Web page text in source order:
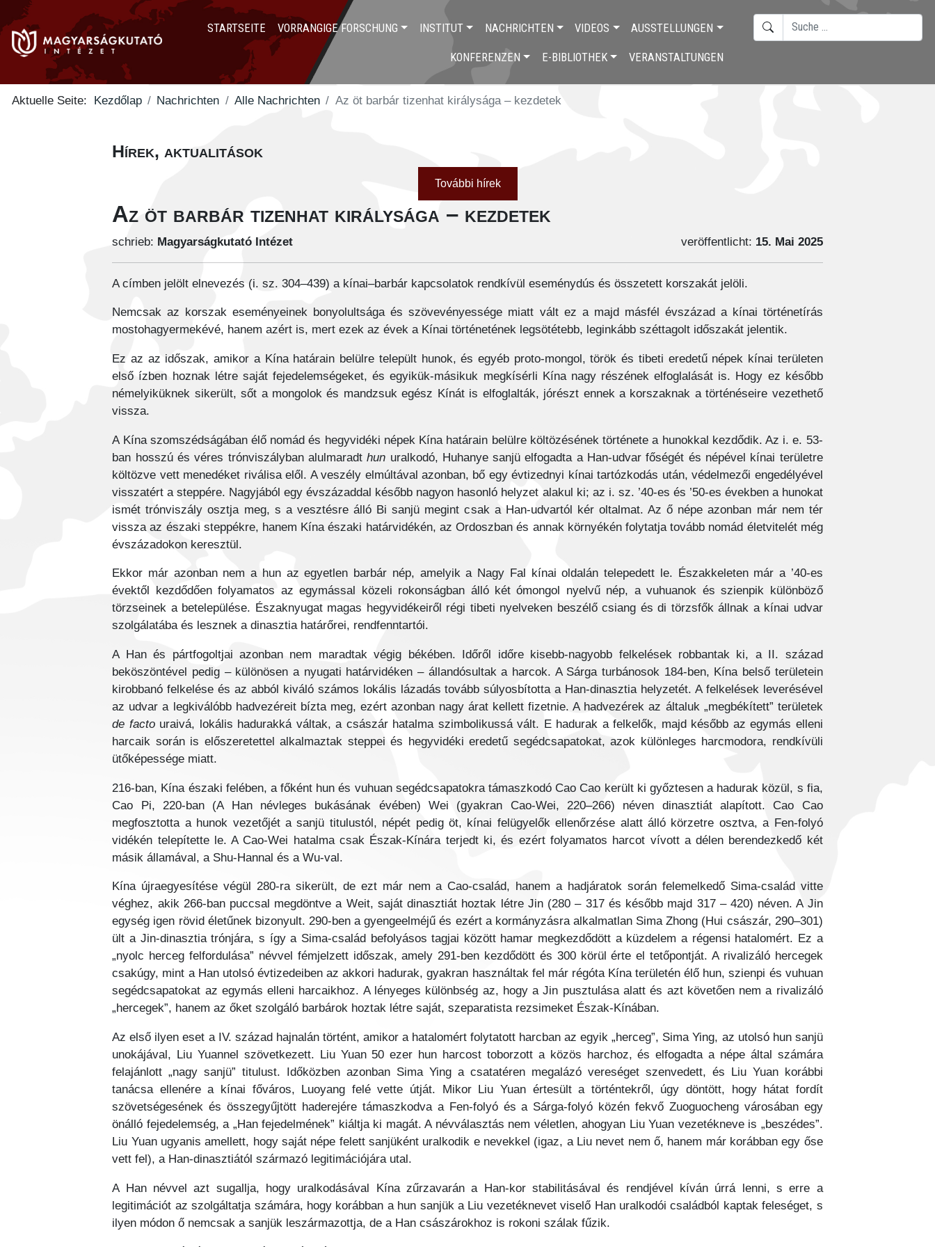
STARTSEITE VORRANGIGE FORSCHUNG INSTITUT NACHRICHTEN VIDEOS AUSSTELLUNGEN
KONFERENZEN E-BIBLIOTHEK VERANSTALTUNGEN
SUCHEN
Aktuelle Seite: Kezdőlap Nachrichten Alle Nachrichten Az öt barbár tizenhat királysága – kezdetek
Hírek, aktualitások
További hírek
Az öt barbár tizenhat királysága – kezdetek
schrieb: Magyarságkutató Intézet veröffentlicht: 15. Mai 2025
A címben jelölt elnevezés (i. sz. 304–439) a kínai–barbár kapcsolatok rendkívül eseménydús és összetett korszakát jelöli.
Nemcsak az korszak eseményeinek bonyolultsága és szövevényessége miatt vált ez a majd másfél évszázad a kínai történetírás
mostohagyermekévé, hanem azért is, mert ezek az évek a Kínai történetének legsötétebb, leginkább széttagolt időszakát jelentik.
Ez az az időszak, amikor a Kína határain belülre települt hunok, és egyéb proto-mongol, török és tibeti eredetű népek kínai területen
első ízben hoznak létre saját fejedelemségeket, és egyikük-másikuk megkísérli Kína nagy részének elfoglalását is. Hogy ez később
némelyiküknek sikerült, sőt a mongolok és mandzsuk egész Kínát is elfoglalták, jórészt ennek a korszaknak a történéseire vezethető
vissza.
A Kína szomszédságában élő nomád és hegyvidéki népek Kína határain belülre költözésének története a hunokkal kezdődik. Az i. e. 53-
ban hosszú és véres trónviszályban alulmaradthun uralkodó, Huhanye sanjü elfogadta a Han-udvar főségét és népével kínai területre
költözve vett menedéket riválisa elől. A veszély elmúltával azonban, bő egy évtizednyi kínai tartózkodás után, védelmezői engedélyével
visszatért a steppére. Nagyjából egy évszázaddal később nagyon hasonló helyzet alakul ki; az i. sz. ’40-es és ’50-es években a hunokat
ismét trónviszály osztja meg, s a vesztésre álló Bi sanjü megint csak a Han-udvartól kér oltalmat. Az ő népe azonban már nem tér
vissza az északi steppékre, hanem Kína északi határvidékén, az Ordoszban és annak környékén folytatja tovább nomád életvitelét még
évszázadokon keresztül.
Ekkor már azonban nem a hun az egyetlen barbár nép, amelyik a Nagy Fal kínai oldalán telepedett le. Északkeleten már a ’40-es
évektől kezdődően folyamatos az egymással közeli rokonságban álló két ómongol nyelvű nép, a vuhuanok és szienpik különböző
törzseinek a betelepülése. Északnyugat magas hegyvidékeiről régi tibeti nyelveken beszélő csiang és di törzsfők állnak a kínai udvar
szolgálatába és lesznek a dinasztia határőrei, rendfenntartói.
A Han és pártfogoltjai azonban nem maradtak végig békében. Időről időre kisebb-nagyobb felkelések robbantak ki, a II. század
beköszöntével pedig – különösen a nyugati határvidéken – állandósultak a harcok. A Sárga turbánosok 184-ben, Kína belső területein
kirobbanó felkelése és az abból kiváló számos lokális lázadás tovább súlyosbította a Han-dinasztia helyzetét. A felkelések leverésével
az udvar a legkiválóbb hadvezéreit bízta meg, ezért azonban nagy árat kellett fizetnie. A hadvezérek az általuk „megbékített” területek
de factouraivá, lokális hadurakká váltak, a császár hatalma szimbolikussá vált. E hadurak a felkelők, majd később az egymás elleni
harcaik során is előszeretettel alkalmaztak steppei és hegyvidéki eredetű segédcsapatokat, azok különleges harcmodora, rendkívüli
ütőképessége miatt.
216-ban, Kína északi felében, a főként hun és vuhuan segédcsapatokra támaszkodó Cao Cao került ki győztesen a hadurak közül, s fia,
Cao Pi, 220-ban (A Han névleges bukásának évében) Wei (gyakran Cao-Wei, 220–266) néven dinasztiát alapított. Cao Cao
megfosztotta a hunok vezetőjét a sanjü titulustól, népét pedig öt, kínai felügyelők ellenőrzése alatt álló körzetre osztva, a Fen-folyó
vidékén telepítette le. A Cao-Wei hatalma csak Észak-Kínára terjedt ki, és ezért folyamatos harcot vívott a délen berendezkedő két
másik államával, a Shu-Hannal és a Wu-val.
Kína újraegyesítése végül 280-ra sikerült, de ezt már nem a Cao-család, hanem a hadjáratok során felemelkedő Sima-család vitte
véghez, akik 266-ban puccsal megdöntve a Weit, saját dinasztiát hoztak létre Jin (280 – 317 és később majd 317 – 420) néven. A Jin
egység igen rövid életűnek bizonyult. 290-ben a gyengeelméjű és ezért a kormányzásra alkalmatlan Sima Zhong (Hui császár, 290–301)
ült a Jin-dinasztia trónjára, s így a Sima-család befolyásos tagjai között hamar megkezdődött a küzdelem a régensi hatalomért. Ez a
„nyolc herceg felfordulása” névvel fémjelzett időszak, amely 291-ben kezdődött és 300 körül érte el tetőpontját. A rivalizáló hercegek
csakúgy, mint a Han utolsó évtizedeiben az akkori hadurak, gyakran használtak fel már régóta Kína területén élő hun, szienpi és vuhuan
segédcsapatokat az egymás elleni harcaikhoz. A lényeges különbség az, hogy a Jin pusztulása alatt és azt követően nem a rivalizáló
„hercegek”, hanem az őket szolgáló barbárok hoztak létre saját, szeparatista rezsimeket Észak-Kínában.
Az első ilyen eset a IV. század hajnalán történt, amikor a hatalomért folytatott harcban az egyik „herceg”, Sima Ying, az utolsó hun sanjü
unokájával, Liu Yuannel szövetkezett. Liu Yuan 50 ezer hun harcost toborzott a közös harchoz, és elfogadta a népe által számára
felajánlott „nagy sanjü” titulust. Időközben azonban Sima Ying a csatatéren megalázó vereséget szenvedett, és Liu Yuan korábbi
tanácsa ellenére a kínai főváros, Luoyang felé vette útját. Mikor Liu Yuan értesült a történtekről, úgy döntött, hogy hátat fordít
szövetségesének és összegyűjtött haderejére támaszkodva a Fen-folyó és a Sárga-folyó közén fekvő Zuoguocheng városában egy
önálló fejedelemség, a „Han fejedelmének” kiáltja ki magát. A névválasztás nem véletlen, ahogyan Liu Yuan vezetékneve is „beszédes”.
Liu Yuan ugyanis amellett, hogy saját népe felett sanjüként uralkodik e nevekkel (igaz, a Liu nevet nem ő, hanem már korábban egy őse
vett fel), a Han-dinasztiától származó legitimációjára utal.
A Han névvel azt sugallja, hogy uralkodásával Kína zűrzavarán a Han-kor stabilitásával és rendjével kíván úrrá lenni, s erre a
legitimációt az szolgáltatja számára, hogy korábban a hun sanjük a Liu vezetéknevet viselő Han uralkodói családból kaptak feleséget, s
ilyen módon ő nemcsak a sanjük leszármazottja, de a Han császárokhoz is rokoni szálak fűzik.